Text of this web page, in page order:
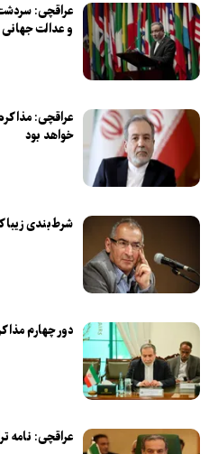
عراقچی:
و عدالت جهانی
عراقچی:
خواهد بود
شرط‌بندی
دور چهارم
عراقچی: نامه